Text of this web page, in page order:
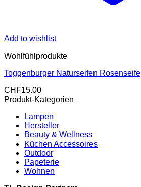
Add to wishlist
Wohlfühlprodukte
Toggenburger Naturseifen Rosenseife
CHF15.00
Produkt-Kategorien
Lampen
Hersteller
Beauty & Wellness
Küchen Accessoires
Outdoor
Papeterie
Wohnen